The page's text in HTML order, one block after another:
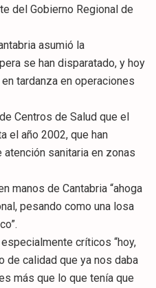
del Gobierno Regional de
asumió la
se han disparatado, y hoy
tardanza en operaciones
Centros de Salud que el
el año 2002, que han
sanitaria en zonas
manos de Cantabria “ahoga
pesando como una losa
críticos “hoy,
de calidad que ya nos daba
más que lo que tenía que